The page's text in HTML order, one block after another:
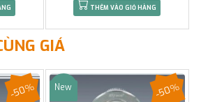
THÊM VÀO GIỎ HÀNG
GIÁ
-50% Sale
New -50%